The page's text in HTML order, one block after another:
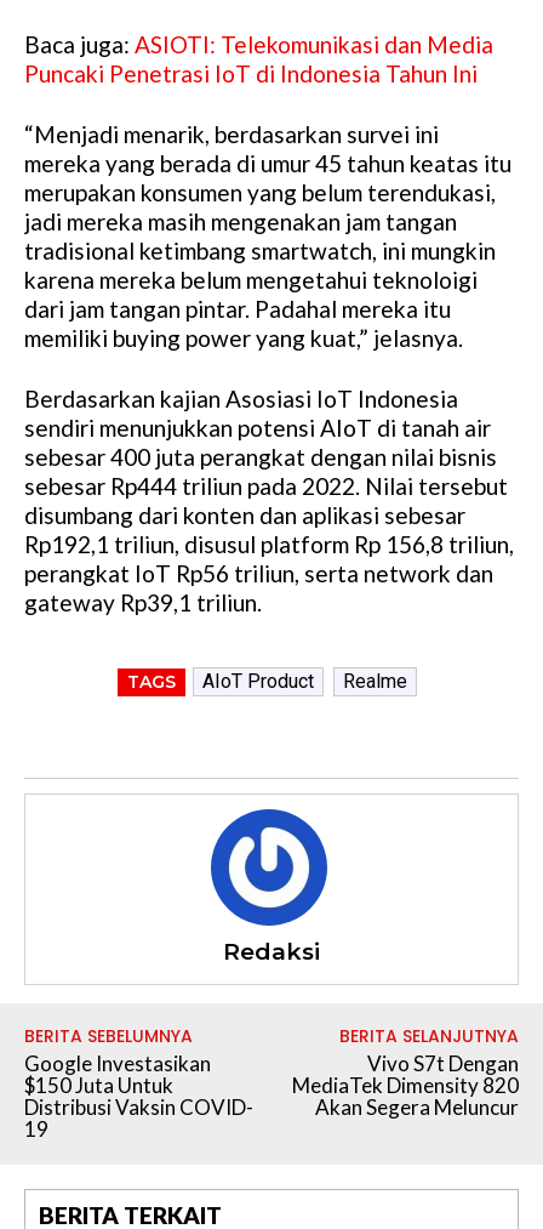
Baca juga: ASIOTI: Telekomunikasi dan Media
Puncaki Penetrasi IoT di Indonesia Tahun Ini
“Menjadi menarik, berdasarkan survei ini
mereka yang berada di umur 45 tahun keatas itu
merupakan konsumen yang belum terendukasi,
jadi mereka masih mengenakan jam tangan
tradisional ketimbang smartwatch, ini mungkin
karena mereka belum mengetahui teknoloigi
dari jam tangan pintar. Padahal mereka itu
memiliki buying power yang kuat,” jelasnya.
Berdasarkan kajian Asosiasi IoT Indonesia
sendiri menunjukkan potensi AIoT di tanah air
sebesar 400 juta perangkat dengan nilai bisnis
sebesar Rp444 triliun pada 2022. Nilai tersebut
disumbang dari konten dan aplikasi sebesar
Rp192,1 triliun, disusul platform Rp 156,8 triliun,
perangkat IoT Rp56 triliun, serta network dan
gateway Rp39,1 triliun.
TAGS AIoT Product Realme
Redaksi
BERITA SEBELUMNYA
Google Investasikan
$150 Juta Untuk
Distribusi Vaksin COVID-
19
BERITA SELANJUTNYA
Vivo S7t Dengan
MediaTek Dimensity 820
Akan Segera Meluncur
BERITA TERKAIT